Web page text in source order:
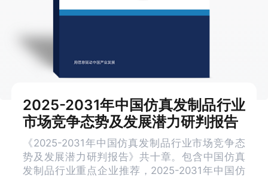
2025-2031年中国仿真发制品行业
市场竞争态势及发展潜力研判报告
《2025-2031年中国仿真发制品行业市场竞争态
势及发展潜力研判报告》共十章。包含中国仿真
发制品行业重点企业推荐，2025-2031年中国仿